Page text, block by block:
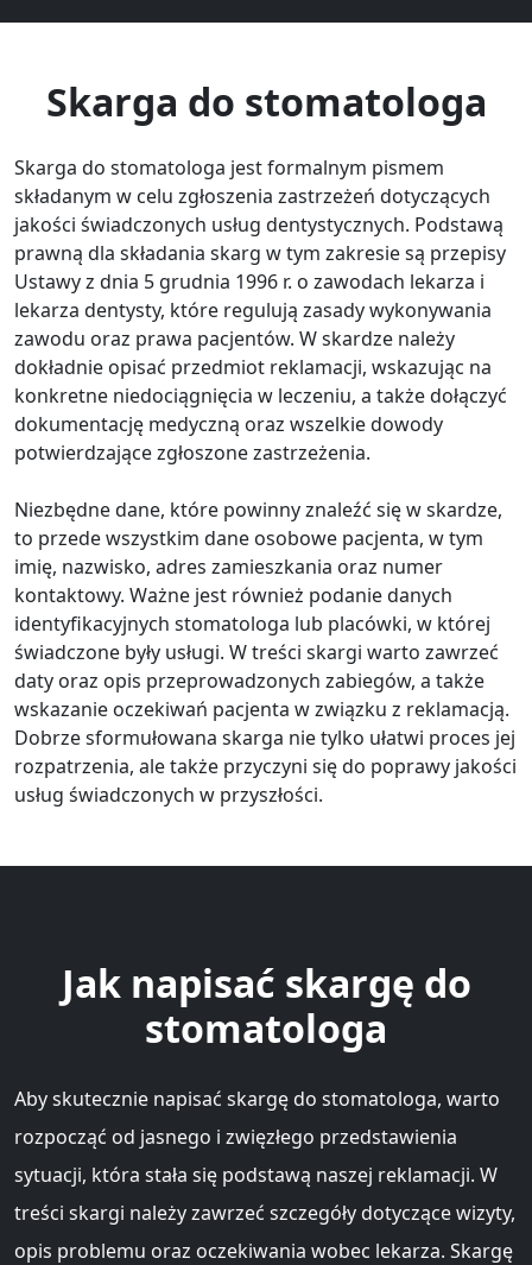
Skarga do stomatologa
Skarga do stomatologa jest formalnym pismem
składanym w celu zgłoszenia zastrzeżeń dotyczących
jakości świadczonych usług dentystycznych. Podstawą
prawną dla składania skarg w tym zakresie są przepisy
Ustawy z dnia 5 grudnia 1996 r. o zawodach lekarza i
lekarza dentysty, które regulują zasady wykonywania
zawodu oraz prawa pacjentów. W skardze należy
dokładnie opisać przedmiot reklamacji, wskazując na
konkretne niedociągnięcia w leczeniu, a także dołączyć
dokumentację medyczną oraz wszelkie dowody
potwierdzające zgłoszone zastrzeżenia.
Niezbędne dane, które powinny znaleźć się w skardze,
to przede wszystkim dane osobowe pacjenta, w tym
imię, nazwisko, adres zamieszkania oraz numer
kontaktowy. Ważne jest również podanie danych
identyfikacyjnych stomatologa lub placówki, w której
świadczone były usługi. W treści skargi warto zawrzeć
daty oraz opis przeprowadzonych zabiegów, a także
wskazanie oczekiwań pacjenta w związku z reklamacją.
Dobrze sformułowana skarga nie tylko ułatwi proces jej
rozpatrzenia, ale także przyczyni się do poprawy jakości
usług świadczonych w przyszłości.
Jak napisać skargę do
stomatologa
Aby skutecznie napisać skargę do stomatologa, warto
rozpocząć od jasnego i zwięzłego przedstawienia
sytuacji, która stała się podstawą naszej reklamacji. W
treści skargi należy zawrzeć szczegóły dotyczące wizyty,
opis problemu oraz oczekiwania wobec lekarza. Skargę